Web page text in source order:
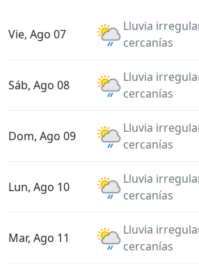
Vie, Ago 07
Lluvia
cercanías
Sáb, Ago 08
Lluvia
cercanías
Dom, Ago 09
Lluvia
cercanías
Lun, Ago 10
Lluvia
cercanías
Mar, Ago 11
Lluvia
cercanías